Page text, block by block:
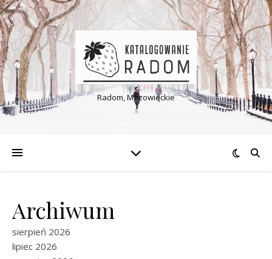
Radom, Mazowieckie
Archiwum
sierpień 2026
lipiec 2026